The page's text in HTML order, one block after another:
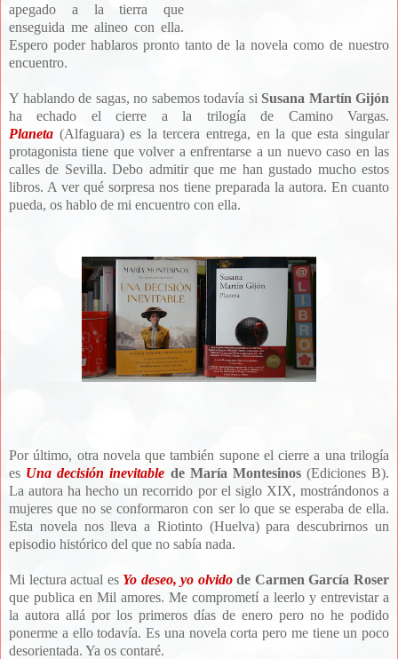
apegado a la tierra que
enseguida me alineo con ella.
Espero poder hablaros pronto tanto de la novela como de nuestro
encuentro.
Y hablando de sagas, no sabemos todavía si Susana Martín Gijón
ha echado el cierre a la trilogía de Camino Vargas.
Planeta (Alfaguara) es la tercera entrega, en la que esta singular
protagonista tiene que volver a enfrentarse a un nuevo caso en las
calles de Sevilla. Debo admitir que me han gustado mucho estos
libros. A ver qué sorpresa nos tiene preparada la autora. En cuanto
pueda, os hablo de mi encuentro con ella.
Por último, otra novela que también supone el cierre a una trilogía
es Una decisión inevitable de María Montesinos(Ediciones B).
La autora ha hecho un recorrido por el siglo XIX, mostrándonos a
mujeres que no se conformaron con ser lo que se esperaba de ella.
Esta novela nos lleva a Riotinto (Huelva) para descubrirnos un
episodio histórico del que no sabía nada.
Mi lectura actual es Yo deseo, yo olvidode Carmen García Roser
que publica en Mil amores. Me comprometí a leerlo y entrevistar a
la autora allá por los primeros días de enero pero no he podido
ponerme a ello todavía. Es una novela corta pero me tiene un poco
desorientada. Ya os contaré.